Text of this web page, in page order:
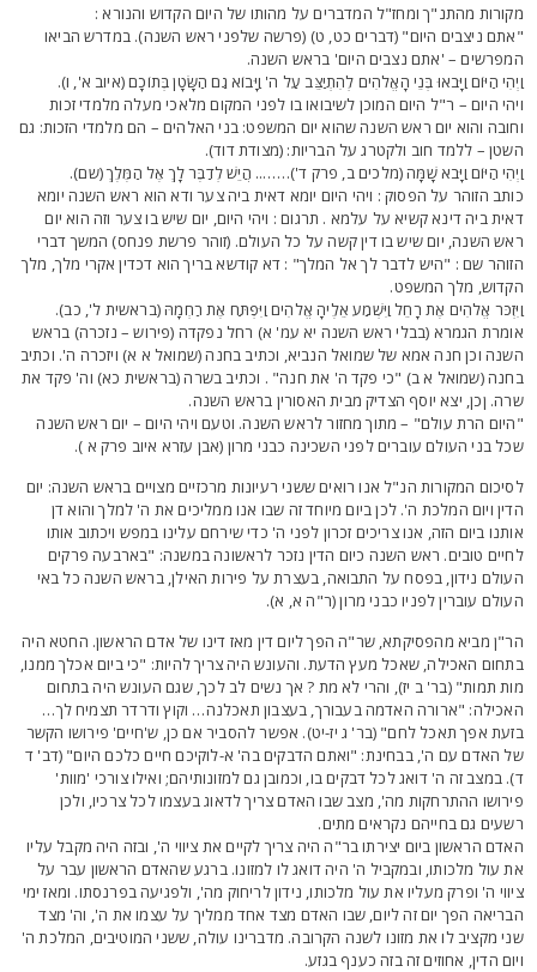
מהתנ"ך ומחז"ל המדברים על מהותו של היום הקדוש והנורא :
ניצבים היום" (דברים כט, ט) (פרשה שלפני ראש השנה). במדרש הביאו
– 'אתם נצבים היום' בראש השנה.
הַיּוֹם וַיָּבֹאוּ בְּנֵי הָאֱלֹהִים לְהִתְיַצֵּב עַל ה' וַיָּבוֹא גַם הַשָּׂטָן בְּתוֹכָם (איוב א', ו).
היום – ר"ל היום המוכן לשיבואו בו לפני המקום מלאכי מעלה מלמדי זכות
והוא יום ראש השנה שהוא יום המשפט: בני האלהים – הם מלמדי הזכות: גם
– ללמד חוב ולקטרג על הבריות: (מצודת דוד).
הַיּוֹם וַיָּבֹא שָׁמָּה (מלכים ב, פרק ד')…….. הֲיֵשׁ לְדַבֶּר לָךְ אֶל הַמֶּלֶךְ (שם).
הזוהר על הפסוק : ויהי היום יומא דאית ביה צער ודא הוא ראש השנה יומא
ביה דינא קשיא על עלמא . תרגום : ויהי היום, יום שיש בו צער וזה הוא יום
השנה, יום שיש בו דין קשה על כל העולם. (זוהר פרשת פנחס) המשך דברי
שם : "היש לדבר לך אל המלך" : דא קודשא בריך הוא דכדין אקרי מלך, מלך
מלך המשפט.
אֱלֹהִים אֶת רָחֵל וַיִּשְׁמַע אֵלֶיהָ אֱלֹהִים וַיִּפְתַּח אֶת רַחְמָהּ (בראשית ל', כב).
הגמרא (בבלי ראש השנה יא עמ' א) רחל נפקדה (פירוש – נזכרה) בראש
וכן חנה אמא של שמואל הנביא, וכתיב בחנה (שמואל א א) ויזכרה ה'. וכתיב
(שמואל א ב) "כי פקד ה' את חנה" . וכתיב בשרה (בראשית כא) וה' פקד את
ןכן, יצא יוסף הצדיק מבית האסורין בראש השנה.
הרת עולם" – מתוך מחזור לראש השנה. וטעם ויהי היום – יום ראש השנה
בני העולם עוברים לפני השכינה כבני מרון (אבן עזרא איוב פרק א ).
המקורות הנ"ל אנו רואים ששני רעיונות מרכזיים מצויים בראש השנה: יום
ויום המלכת ה'. לכן ביום מיוחד זה שבו אנו ממליכים את ה' למלך והוא דן
ביום הזה, אנו צריכים זכרון לפני ה' כדי שירחם עלינו במפש ויכתוב אותו
טובים. ראש השנה כיום הדין נזכר לראשונה במשנה: "בארבעה פרקים
נידון, בפסח על התבואה, בעצרת על פירות האילן, בראש השנה כל באי
עוברין לפניו כבני מרון (ר"ה א, א).
מביא מהפסיקתא, שר"ה הפך ליום דין מאז דינו של אדם הראשון. החטא היה
האכילה, שאכל מעץ הדעת. והעונש היה צריך להיות: "כי ביום אכלך ממנו,
תמות" (בר' ב יז), והרי לא מת ? אך נשים לב לכך, שגם העונש היה בתחום
"ארורה האדמה בעבורך, בעצבון תאכלנה… וקוץ ודרדר תצמיח לך…
אפך תאכל לחם" (בר' ג יז-יט). אפשר להסביר אם כן, ש'חיים' פירושו הקשר
האדם עם ה', בבחינת: "ואתם הדבקים בה' א-לוקיכם חיים כלכם היום" (דב' ד
במצב זה ה' דואג לכל דבקים בו, וכמובן גם למזונותיהם; ואילו צורכי 'מוות'
ההתרחקות מה', מצב שבו האדם צריך לדאוג בעצמו לכל צרכיו, ולכן
גם בחייהם נקראים מתים.
הראשון ביום יצירתו בר"ה היה צריך לקיים את ציווי ה', ובזה היה מקבל עליו
עול מלכותו, ובמקביל ה' היה דואג לו למזונו. ברגע שהאדם הראשון עבר על
ה' ופרק מעליו את עול מלכותו, נידון לריחוק מה', ולפגיעה בפרנסתו. ומאז ימי
הפך יום זה ליום, שבו האדם מצד אחד ממליך על עצמו את ה', וה' מצד
מקציב לו את מזונו לשנה הקרובה. מדברינו עולה, ששני המוטיבים, המלכת ה'
הדין, אחוזים זה בזה כענף בגזע.